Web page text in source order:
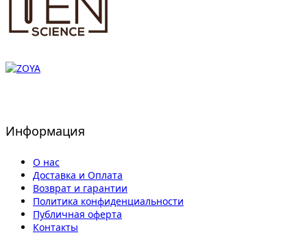
Информация
О нас
Доставка и Оплата
Возврат и гарантии
Политика конфиденциальности
Публичная оферта
Контакты